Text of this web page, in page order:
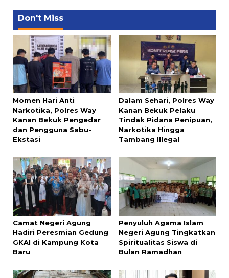
Don't Miss
Momen Hari Anti
Narkotika, Polres Way
Kanan Bekuk Pengedar
dan Pengguna Sabu-
Ekstasi
Dalam Sehari, Polres Way
Kanan Bekuk Pelaku
Tindak Pidana Penipuan,
Narkotika Hingga
Tambang Illegal
Camat Negeri Agung
Hadiri Peresmian Gedung
GKAI di Kampung Kota
Baru
Penyuluh Agama Islam
Negeri Agung Tingkatkan
Spiritualitas Siswa di
Bulan Ramadhan